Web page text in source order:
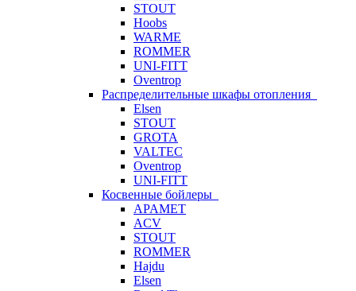
STOUT
Hoobs
WARME
ROMMER
UNI-FITT
Oventrop
Распределительные шкафы отопления
Elsen
STOUT
GROTA
VALTEC
Oventrop
UNI-FITT
Косвенные бойлеры
APAMET
ACV
STOUT
ROMMER
Hajdu
Elsen